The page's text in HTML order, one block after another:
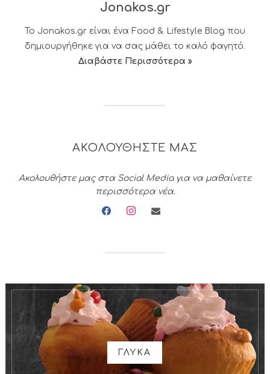
Jonakos.gr
Το Jonakos.gr είναι ένα Food & Lifestyle Blog που
δημιουργήθηκε για να σας μάθει το καλό φαγητό.
Διαβάστε Περισσότερα »
ΑΚΟΛΟΥΘΗΣΤΕ ΜΑΣ
Ακολουθήστε μας στα Social Media για να μαθαίνετε
περισσότερα νέα.
facebookinstagramenvelope
ΓΛΥΚΑ